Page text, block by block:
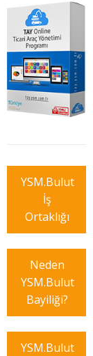
YSM.Bulut
İş
Ortaklığı
Neden
YSM.Bulut
Bayiliği?
YSM.Bulut